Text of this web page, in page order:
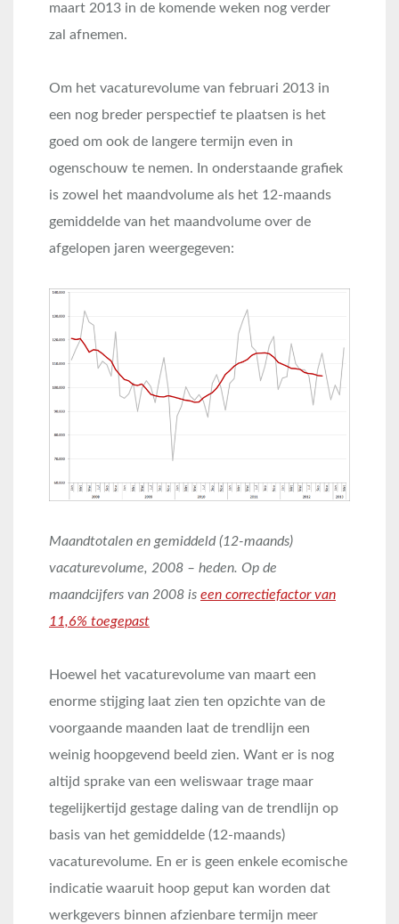
maart 2013 in de komende weken nog verder
zal afnemen.
Om het vacaturevolume van februari 2013 in
een nog breder perspectief te plaatsen is het
goed om ook de langere termijn even in
ogenschouw te nemen. In onderstaande grafiek
is zowel het maandvolume als het 12-maands
gemiddelde van het maandvolume over de
afgelopen jaren weergegeven:
Maandtotalen en gemiddeld (12-maands)
vacaturevolume, 2008 – heden. Op de
maandcijfers van 2008 is een correctiefactor van
11,6% toegepast
Hoewel het vacaturevolume van maart een
enorme stijging laat zien ten opzichte van de
voorgaande maanden laat de trendlijn een
weinig hoopgevend beeld zien. Want er is nog
altijd sprake van een weliswaar trage maar
tegelijkertijd gestage daling van de trendlijn op
basis van het gemiddelde (12-maands)
vacaturevolume. En er is geen enkele ecomische
indicatie waaruit hoop geput kan worden dat
werkgevers binnen afzienbare termijn meer